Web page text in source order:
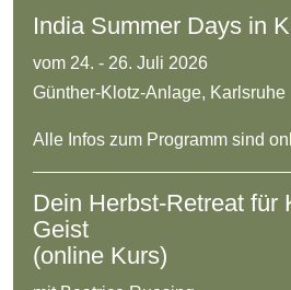
India Summer Days in
vom 24. - 26. Juli 2026
Günther-Klotz-Anlage, Karlsruhe
Alle Infos zum Programm sind
Dein Herbst-Retreat für
Geist
(online Kurs)